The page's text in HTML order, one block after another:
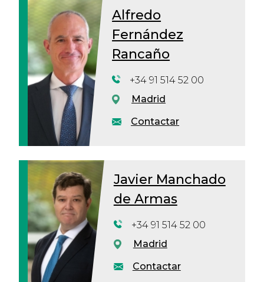
Alfredo
Fernández
Rancaño
Contactar
+34 91 514 52 00
Madrid
Javier Manchado
de Armas
Contactar
+34 91 514 52 00
Madrid